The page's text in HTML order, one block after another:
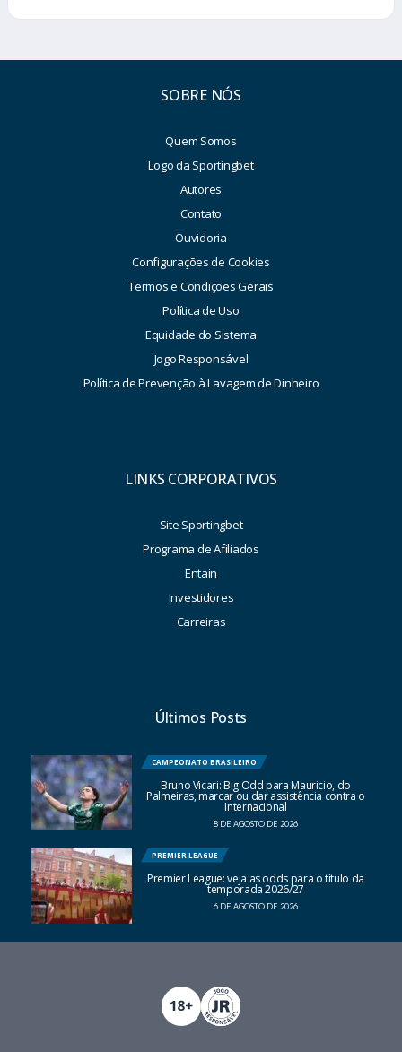
SOBRE NÓS
Quem Somos
Logo da Sportingbet
Autores
Contato
Ouvidoria
Configurações de Cookies
Termos e Condições Gerais
Política de Uso
Equidade do Sistema
Jogo Responsável
Política de Prevenção à Lavagem de Dinheiro
LINKS CORPORATIVOS
Site Sportingbet
Programa de Afiliados
Entain
Investidores
Carreiras
Últimos Posts
CAMPEONATO BRASILEIRO
Bruno Vicari: Big Odd para Mauricio, do
Palmeiras, marcar ou dar assistência contra o
Internacional
8 DE AGOSTO DE 2026
PREMIER LEAGUE
Premier League: veja as odds para o título da
temporada 2026/27
6 DE AGOSTO DE 2026